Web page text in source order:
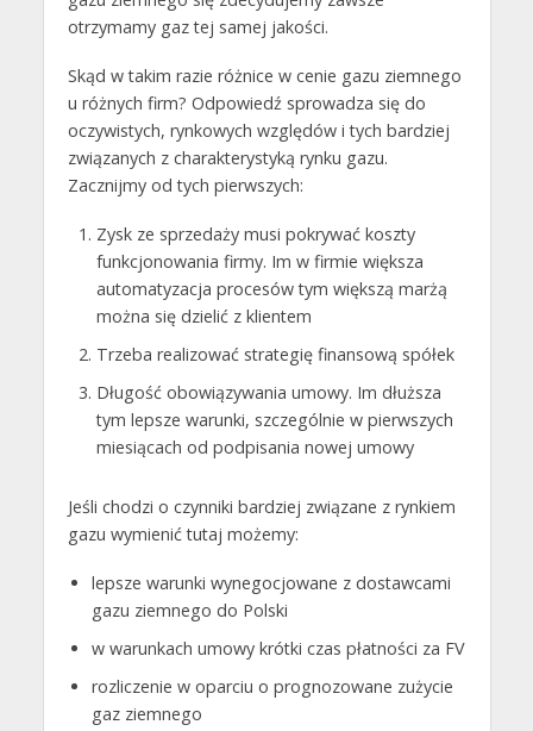
otrzymamy gaz tej samej jakości.
Skąd w takim razie różnice w cenie gazu ziemnego
u różnych firm? Odpowiedź sprowadza się do
oczywistych, rynkowych względów i tych bardziej
związanych z charakterystyką rynku gazu.
Zacznijmy od tych pierwszych:
Zysk ze sprzedaży musi pokrywać koszty
funkcjonowania firmy. Im w firmie większa
automatyzacja procesów tym większą marżą
można się dzielić z klientem
Trzeba realizować strategię finansową spółek
Długość obowiązywania umowy. Im dłuższa
tym lepsze warunki, szczególnie w pierwszych
miesiącach od podpisania nowej umowy
Jeśli chodzi o czynniki bardziej związane z rynkiem
gazu wymienić tutaj możemy:
lepsze warunki wynegocjowane z dostawcami
gazu ziemnego do Polski
w warunkach umowy krótki czas płatności za FV
rozliczenie w oparciu o prognozowane zużycie
gaz ziemnego